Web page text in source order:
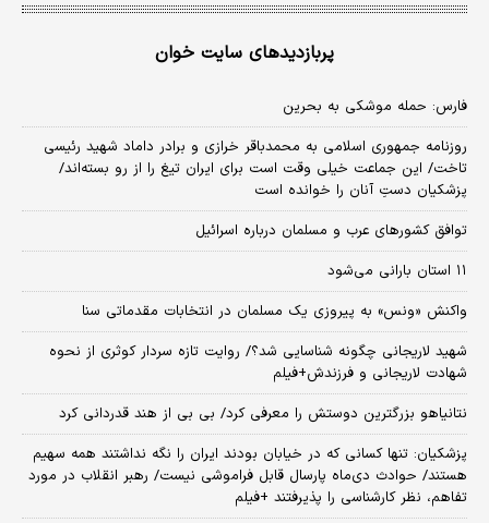
پربازدیدهای سایت خوان
فارس: حمله موشکی به بحرین
روزنامه جمهوری اسلامی به محمدباقر خرازی و برادر داماد شهید رئیسی
تاخت/ این جماعت خیلی وقت است برای ایران تیغ را از رو بسته‌اند/
پزشکیان دستِ آنان را خوانده است
توافق کشورهای عرب و مسلمان درباره اسرائیل
۱۱ استان بارانی می‌شود
واکنش «ونس» به پیروزی یک مسلمان در انتخابات مقدماتی سنا
شهید لاریجانی چگونه شناسایی شد؟/ روایت تازه سردار کوثری از نحوه
شهادت لاریجانی و فرزندش+فیلم
نتانیاهو بزرگترین دوستش را معرفی کرد/ بی بی از هند قدردانی کرد
پزشکیان: تنها کسانی که در خیابان بودند ایران را نگه نداشتند همه سهیم
هستند/ حوادث دی‌ماه پارسال قابل فراموشی نیست/ رهبر انقلاب در مورد
تفاهم، نظر کارشناسی را پذیرفتند +فیلم